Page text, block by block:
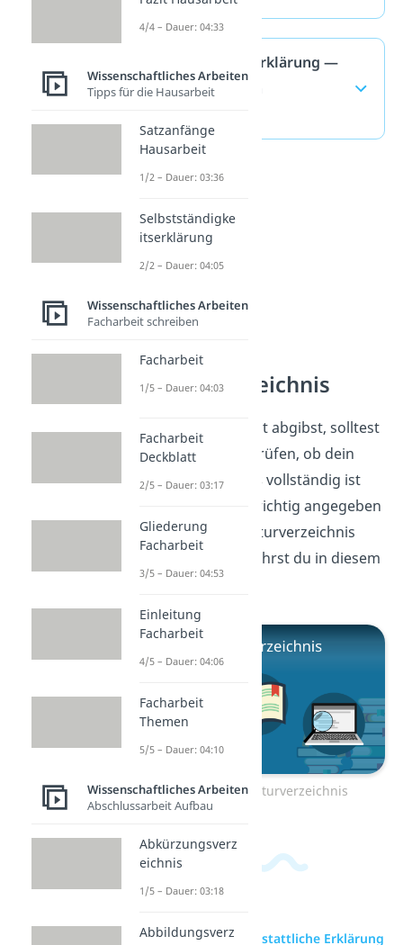
Eidesstattliche Erklärung —
häufigste Fragen
Literaturverzeichnis
Bevor du deine Arbeit abgibst, solltest
du unbedingt überprüfen, ob dein
Literaturverzeichnisvollständig ist
und du alle Quellen richtig angegeben
hast. Wie dein Literaturverzeichnis
aussehen muss, erfährst du in diesem
Video!
Zum Video: Literaturverzeichnis
zur Videoseite: Eidesstattliche Erklärung
4/4 – Dauer: 04:33
Wissenschaftliches Arbeiten
Tipps für die Hausarbeit
Satzanfänge
Hausarbeit
1/2 – Dauer: 03:36
Selbstständigke
itserklärung
2/2 – Dauer: 04:05
Wissenschaftliches Arbeiten
Facharbeit schreiben
Facharbeit
1/5 – Dauer: 04:03
Facharbeit
Deckblatt
2/5 – Dauer: 03:17
Gliederung
Facharbeit
3/5 – Dauer: 04:53
Einleitung
Facharbeit
4/5 – Dauer: 04:06
Facharbeit
Themen
5/5 – Dauer: 04:10
Wissenschaftliches Arbeiten
Abschlussarbeit Aufbau
Abkürzungsverz
eichnis
1/5 – Dauer: 03:18
Abbildungsverz